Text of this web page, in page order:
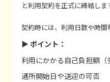
と利用契約を正式に締結しま
契約時には、利用日数や時間
▶ ポイント：
利用にかかる自己負担額（
通所開始日や送迎の可否